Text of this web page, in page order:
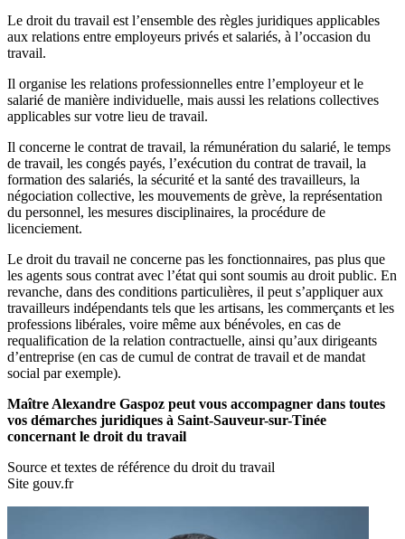
Le droit du travail est l’ensemble des règles juridiques applicables
aux relations entre employeurs privés et salariés, à l’occasion du
travail.
Il organise les relations professionnelles entre l’employeur et le
salarié de manière individuelle, mais aussi les relations collectives
applicables sur votre lieu de travail.
Il concerne le contrat de travail, la rémunération du salarié, le temps
de travail, les congés payés, l’exécution du contrat de travail, la
formation des salariés, la sécurité et la santé des travailleurs, la
négociation collective, les mouvements de grève, la représentation
du personnel, les mesures disciplinaires, la procédure de
licenciement.
Le droit du travail ne concerne pas les fonctionnaires, pas plus que
les agents sous contrat avec l’état qui sont soumis au droit public. En
revanche, dans des conditions particulières, il peut s’appliquer aux
travailleurs indépendants tels que les artisans, les commerçants et les
professions libérales, voire même aux bénévoles, en cas de
requalification de la relation contractuelle, ainsi qu’aux dirigeants
d’entreprise (en cas de cumul de contrat de travail et de mandat
social par exemple).
Maître Alexandre Gaspoz peut vous accompagner dans toutes
vos démarches juridiques à Saint-Sauveur-sur-Tinée
concernant le droit du travail
Source et textes de référence du droit du travail
Site gouv.fr